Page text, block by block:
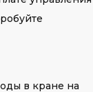
в кране на